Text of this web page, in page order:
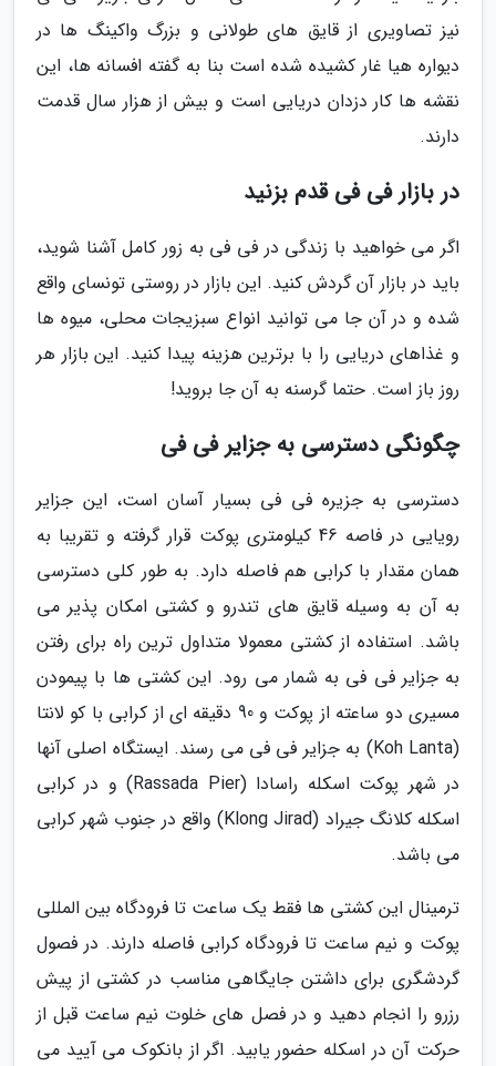
نیز تصاویری از قایق های طولانی و بزرگ واکینگ ها در
دیواره هیا غار کشیده شده است بنا به گفته افسانه ها، این
نقشه ها کار دزدان دریایی است و بیش از هزار سال قدمت
دارند.
در بازار فی فی قدم بزنید
اگر می خواهید با زندگی در فی فی به زور کامل آشنا شوید،
باید در بازار آن گردش کنید. این بازار در روستی تونسای واقع
شده و در آن جا می توانید انواع سبزیجات محلی، میوه ها
و غذاهای دریایی را با برترین هزینه پیدا کنید. این بازار هر
روز باز است. حتما گرسنه به آن جا بروید!
چگونگی دسترسی به جزایر فی فی
دسترسی به جزیره فی فی بسیار آسان است، این جزایر
رویایی در فاصه 46 کیلومتری پوکت قرار گرفته و تقریبا به
همان مقدار با کرابی هم فاصله دارد. به طور کلی دسترسی
به آن به وسیله قایق های تندرو و کشتی امکان پذیر می
باشد. استفاده از کشتی معمولا متداول ترین راه برای رفتن
به جزایر فی فی به شمار می رود. این کشتی ها با پیمودن
مسیری دو ساعته از پوکت و 90 دقیقه ای از کرابی با کو لانتا
(Koh Lanta) به جزایر فی فی می رسند. ایستگاه اصلی آنها
در شهر پوکت اسکله راسادا (Rassada Pier) و در کرابی
اسکله کلانگ جیراد (Klong Jirad) واقع در جنوب شهر کرابی
می باشد.
ترمینال این کشتی ها فقط یک ساعت تا فرودگاه بین المللی
پوکت و نیم ساعت تا فرودگاه کرابی فاصله دارند. در فصول
گردشگری برای داشتن جایگاهی مناسب در کشتی از پیش
رزرو را انجام دهید و در فصل های خلوت نیم ساعت قبل از
حرکت آن در اسکله حضور یابید. اگر از بانکوک می آیید می